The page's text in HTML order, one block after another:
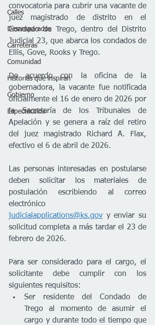
Calles
Desamparados
Carreteras
Comunidad
Historias que inspiran
Gobierno
Espectáculos
convocatoria para cubrir una vacante de
juez magistrado de distrito en el
Condado de Trego, dentro del Distrito
Judicial 23, que abarca los condados de
Ellis, Gove, Rooks y Trego.
De acuerdo con la oficina de la
gobernadora, la vacante fue notificada
oficialmente el 16 de enero de 2026 por
la Secretaría de los Tribunales de
Apelación y se genera a raíz del retiro
del juez magistrado Richard A. Flax,
efectivo el 6 de abril de 2026.
Las personas interesadas en postularse
deben solicitar los materiales de
postulación escribiendo al correo
judicialapplications@ks.gov y enviar su
solicitud completa a más tardar el 23 de
febrero de 2026.
Para ser considerado para el cargo, el
solicitante debe cumplir con los
siguientes requisitos:
Ser residente del Condado de
Trego al momento de asumir el
cargo y durante todo el tiempo que